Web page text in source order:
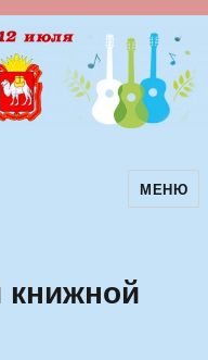
авторскойМЕНЮ